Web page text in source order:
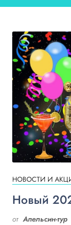
НОВОСТИ И
Новый
от Апельсин-тур